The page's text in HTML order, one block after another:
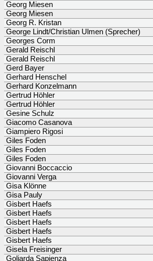
Georg Miesen
Georg Miesen
Georg R. Kristan
George Lindt/Christian Ulmen (Sprecher)
Georges Corm
Gerald Reischl
Gerald Reischl
Gerd Bayer
Gerhard Henschel
Gerhard Konzelmann
Gertrud Höhler
Gertrud Höhler
Gesine Schulz
Giacomo Casanova
Giampiero Rigosi
Giles Foden
Giles Foden
Giles Foden
Giovanni Boccaccio
Giovanni Verga
Gisa Klönne
Gisa Pauly
Gisbert Haefs
Gisbert Haefs
Gisbert Haefs
Gisbert Haefs
Gisbert Haefs
Gisela Freisinger
Goliarda Sapienza